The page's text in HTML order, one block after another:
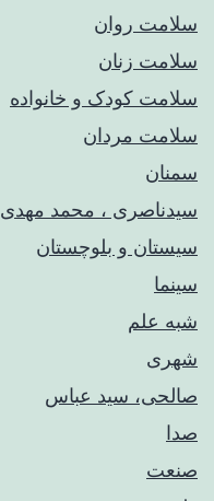
سلامت روان
سلامت زنان
سلامت کودک‌ و خانواده
سلامت مردان
سمنان
سیدناصری ، محمد مهدی
سیستان و بلوچستان
سینما
شبه علم
شهری
صالحی، سید عباس
صدا
صنعت